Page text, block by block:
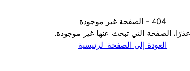
404 - الصفحة غير موجودة
عذرًا، الصفحة التي تبحث عنها غير موجودة.
العودة إلى الصفحة الرئيسية